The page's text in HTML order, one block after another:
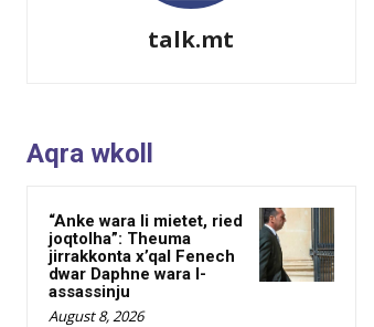
talk.mt
Aqra wkoll
“Anke wara li mietet, ried
joqtolha”: Theuma
jirrakkonta x’qal Fenech
dwar Daphne wara l-
assassinju
August 8, 2026